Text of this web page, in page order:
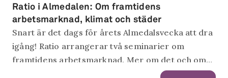
Ratio i Almedalen: Om framtidens
arbetsmarknad, klimat och städer
Snart är det dags för årets Almedalsvecka att dra
igång! Ratio arrangerar två seminarier om
framtidens arbetsmarknad. Mer om det och om
andra seminarier där Ratios forskare medverkar